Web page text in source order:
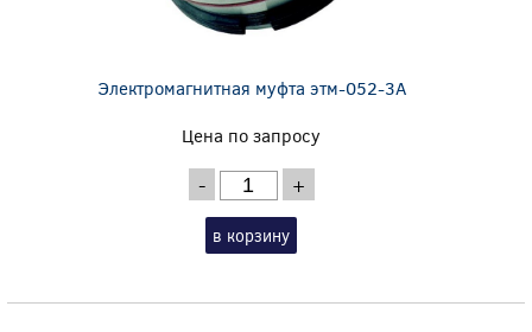
Электромагнитная муфта этм-052-3А
Цена по запросу
- +
в корзину